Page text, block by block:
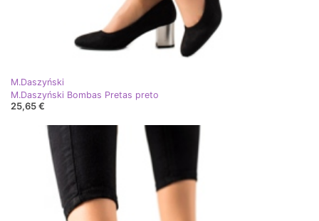
M.Daszyński
M.Daszyński Bombas Pretas preto
25,65 €